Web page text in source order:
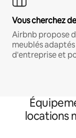
Vous cherchez
Airbnb propose
meublés
d'entreprise et
locations